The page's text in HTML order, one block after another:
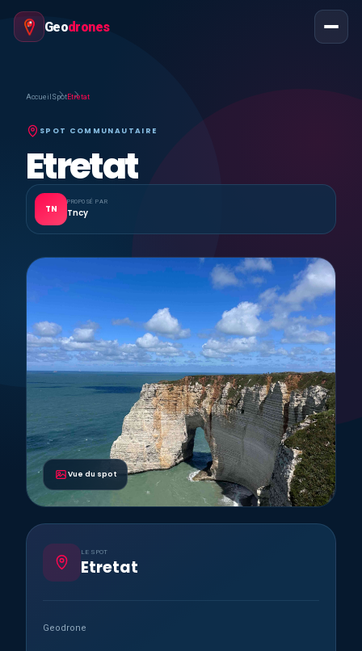
Geodrones
Accueil SpotEtretat
SPOT COMMUNAUTAIRE
Etretat
TN
PROPOSÉ PAR
Tncy
Vue du spot
LE SPOT
Etretat
Geodrone